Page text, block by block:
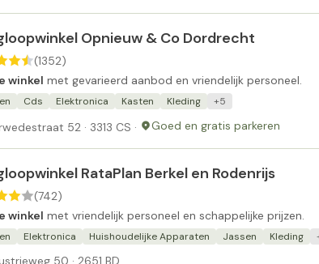
Opnieuw & Co Dordrecht
(1352)
winkel met gevarieerd aanbod en vriendelijk personeel.
Cds Elektronica Kasten Kleding +5
52 · 3313 CS · Goed en gratis parkeren
RataPlan Berkel en Rodenrijs
(742)
winkel met vriendelijk personeel en schappelijke prijzen.
Elektronica Huishoudelijke Apparaten Jassen Kleding
50 · 2651 BD